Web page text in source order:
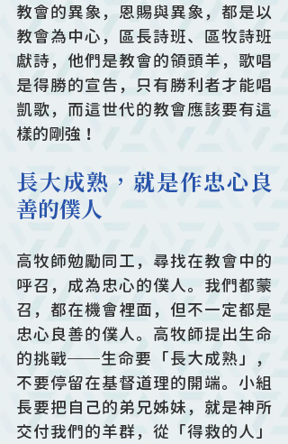
教會的異象，恩賜與異象，都是以
教會為中心，區長詩班、區牧詩班
獻詩，他們是教會的領頭羊，歌唱
是得勝的宣告，只有勝利者才能唱
凱歌，而這世代的教會應該要有這
樣的剛強！
長大成熟，就是作忠心良
善的僕人
高牧師勉勵同工，尋找在教會中的
呼召，成為忠心的僕人。我們都蒙
召，都在機會裡面，但不一定都是
忠心良善的僕人。高牧師提出生命
的挑戰──生命要「長大成熟」，
不要停留在基督道理的開端。小組
長要把自己的弟兄姊妹，就是神所
交付我們的羊群，從「得救的人」